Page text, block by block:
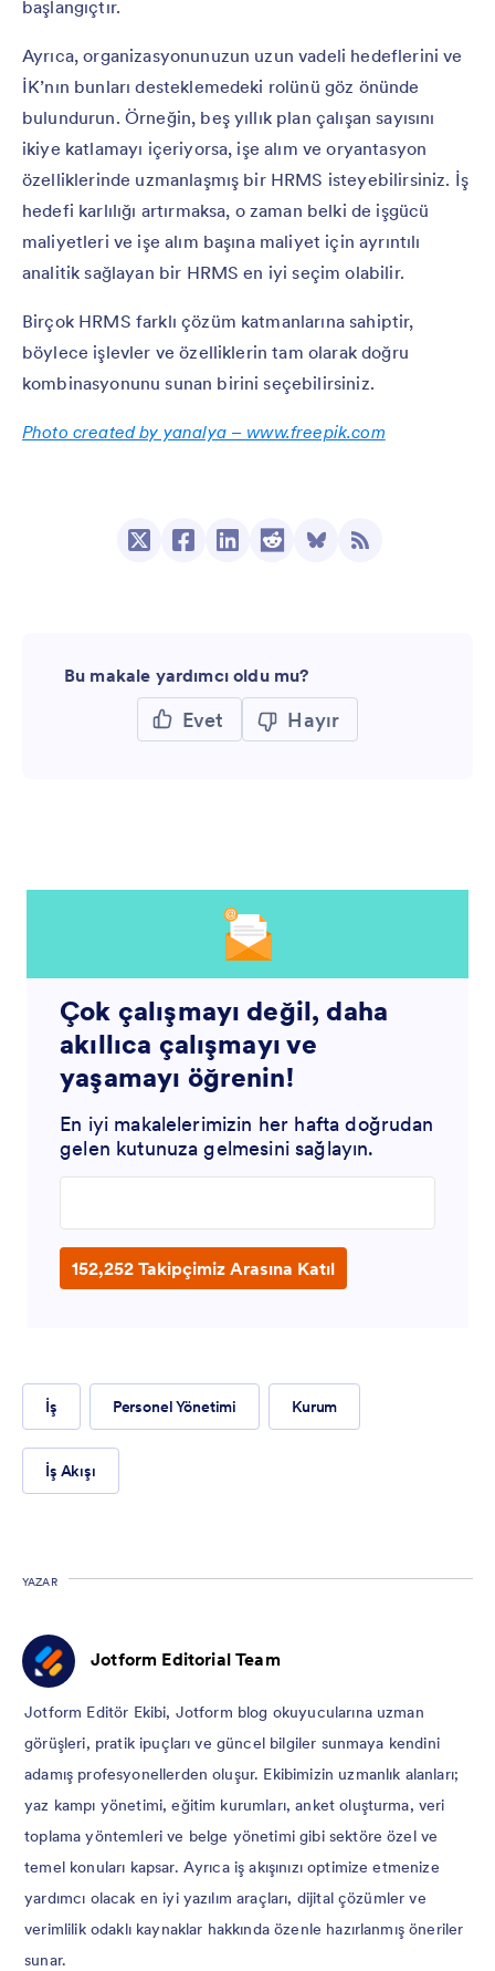
başlangıçtır.
Ayrıca, organizasyonunuzun uzun vadeli hedeflerini ve
İK’nın bunları desteklemedeki rolünü göz önünde
bulundurun. Örneğin, beş yıllık plan çalışan sayısını
ikiye katlamayı içeriyorsa, işe alım ve oryantasyon
özelliklerinde uzmanlaşmış bir HRMS isteyebilirsiniz. İş
hedefi karlılığı artırmaksa, o zaman belki de işgücü
maliyetleri ve işe alım başına maliyet için ayrıntılı
analitik sağlayan bir HRMS en iyi seçim olabilir.
Birçok HRMS farklı çözüm katmanlarına sahiptir,
böylece işlevler ve özelliklerin tam olarak doğru
kombinasyonunu sunan birini seçebilirsiniz.
Photo created by yanalya – www.freepik.com
Bu makale yardımcı oldu mu?
Evet Hayır
Çok çalışmayı değil, daha
akıllıca çalışmayı ve
yaşamayı öğrenin!
En iyi makalelerimizin her hafta doğrudan
gelen kutunuza gelmesini sağlayın.
152,252 Takipçimiz Arasına Katıl
İş Personel Yönetimi Kurum
İş Akışı
YAZAR
Jotform Editorial Team
Jotform Editör Ekibi, Jotform blog okuyucularına uzman
görüşleri, pratik ipuçları ve güncel bilgiler sunmaya kendini
adamış profesyonellerden oluşur. Ekibimizin uzmanlık alanları;
yaz kampı yönetimi, eğitim kurumları, anket oluşturma, veri
toplama yöntemleri ve belge yönetimi gibi sektöre özel ve
temel konuları kapsar. Ayrıca iş akışınızı optimize etmenize
yardımcı olacak en iyi yazılım araçları, dijital çözümler ve
verimlilik odaklı kaynaklar hakkında özenle hazırlanmış öneriler
sunar.